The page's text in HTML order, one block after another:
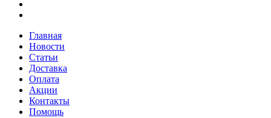
Главная
Новости
Статьи
Доставка
Оплата
Акции
Контакты
Помощь